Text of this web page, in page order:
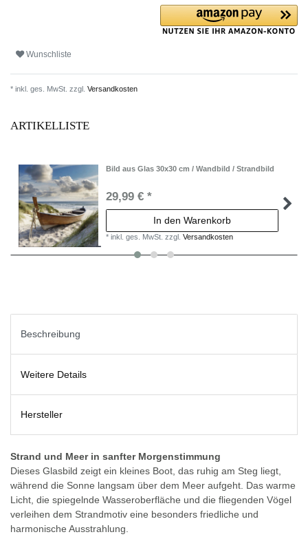
Wunschliste
* inkl. ges. MwSt. zzgl. Versandkosten
ARTIKELLISTE
Bild aus Glas 30x30 cm / Wandbild / Strandbild
29,99 € *
In den Warenkorb
*inkl. ges. MwSt. zzgl.Versandkosten
Beschreibung
Weitere Details
Hersteller
Strand und Meer in sanfter Morgenstimmung
Dieses Glasbild zeigt ein kleines Boot, das ruhig am Steg liegt,
während die Sonne langsam über dem Meer aufgeht. Das warme
Licht, die spiegelnde Wasseroberfläche und die fliegenden Vögel
verleihen dem Strandmotiv eine besonders friedliche und
harmonische Ausstrahlung.